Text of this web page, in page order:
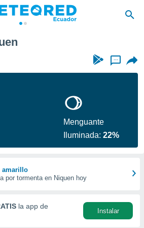
...
Menguante
Iluminada:22%
amarillo
por tormenta en Niquen hoy
la app de
Instalar